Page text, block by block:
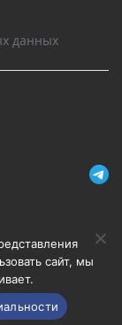
данных
Stormcorp
Все права
сайт, мы